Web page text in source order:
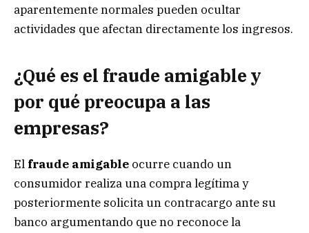
aparentemente normales pueden ocultar
actividades que afectan directamente los ingresos.
¿Qué es el fraude amigable y
por qué preocupa a las
empresas?
El fraude amigable ocurre cuando un
consumidor realiza una compra legítima y
posteriormente solicita un contracargo ante su
banco argumentando que no reconoce la